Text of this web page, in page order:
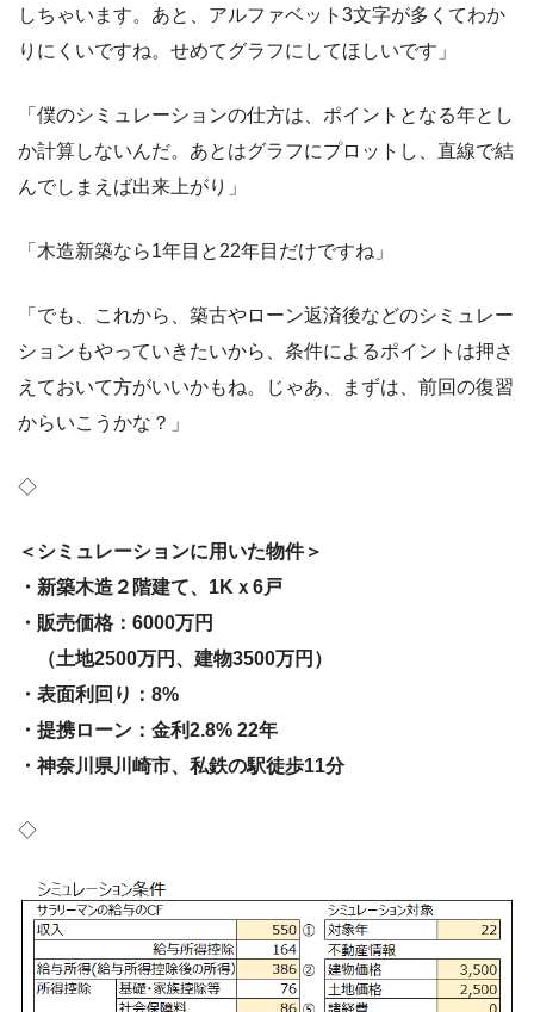
しちゃいます。あと、アルファベット3文字が多くてわか
りにくいですね。せめてグラフにしてほしいです」
「僕のシミュレーションの仕方は、ポイントとなる年とし
か計算しないんだ。あとはグラフにプロットし、直線で結
んでしまえば出来上がり」
「木造新築なら1年目と22年目だけですね」
「でも、これから、築古やローン返済後などのシミュレー
ションもやっていきたいから、条件によるポイントは押さ
えておいて方がいいかもね。じゃあ、まずは、前回の復習
からいこうかな？」
◇
＜シミュレーションに用いた物件＞
・新築木造２階建て、1Kｘ6戸
・販売価格：6000万円
（土地2500万円、建物3500万円）
・表面利回り：8%
・提携ローン：金利2.8% 22年
・神奈川県川崎市、私鉄の駅徒歩11分
◇